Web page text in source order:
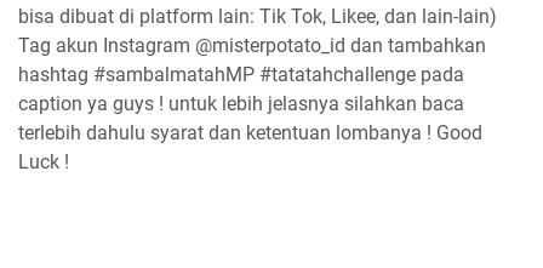
bisa dibuat di platform lain: Tik Tok, Likee, dan lain-lain)
Tag akun Instagram @misterpotato_id dan tambahkan
hashtag #sambalmatahMP #tatatahchallenge pada
caption ya guys ! untuk lebih jelasnya silahkan baca
terlebih dahulu syarat dan ketentuan lombanya ! Good
Luck !